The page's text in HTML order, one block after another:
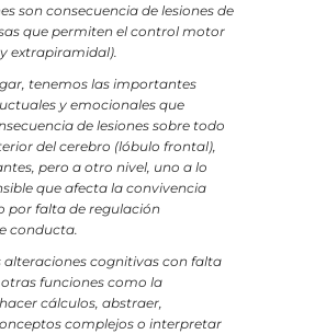
son consecuencia de lesiones de
que permiten el control motor
extrapiramidal).
tenemos las importantes
y emocionales que
de lesiones sobre todo
del cerebro (lóbulo frontal),
pero a otro nivel, uno a lo
que afecta la convivencia
por falta de regulación
conducta.
alteraciones cognitivas con falta
funciones como la
cálculos, abstraer,
complejos o interpretar